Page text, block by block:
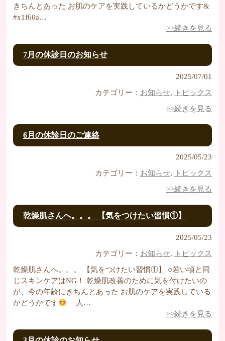
きちんとあった お肌のケアを実践しているかどうかです&
#x1f60a…
>>続きを見る
7月の休診日のお知らせ
2025/07/01
カテゴリー： お知らせ,
トピックス
>>続きを見る
6月の休診日のご連絡
2025/05/23
カテゴリー： お知らせ,
トピックス
>>続きを見る
乾燥肌さんへ。。。 【気をつけたい習慣①】
2025/05/23
カテゴリー： お知らせ,
トピックス
乾燥肌さんへ。。。 【気をつけたい習慣①】 ○若い頃と同
じスキンケアはNG！ 乾燥肌改善のために気を付けたいの
が、今の年齢にきちんとあった お肌のケアを実践している
かどうかです
人…
>>続きを見る